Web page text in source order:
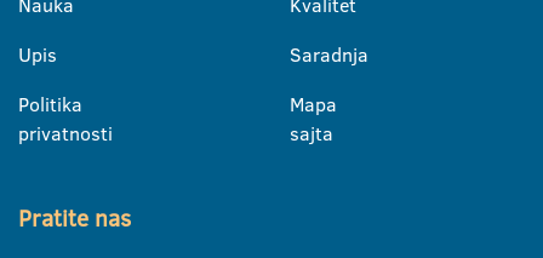
Upis
Politika
privatnosti
Saradnja
Mapa
sajta
Pratite nas